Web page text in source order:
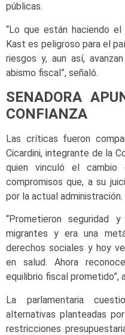
públicas.
“Lo que están haciendo
Kast es peligroso para el
riesgos y, aun así,
abismo fiscal”, señaló.
SENADORA
CONFIANZA
Las críticas fueron
Cicardini, integrante de la
quien vinculó el
compromisos que, a su
por la actual administración.
“Prometieron seguridad
migrantes y era una
derechos sociales y hoy
en salud. Ahora
equilibrio fiscal prometido”,
La parlamentaria
alternativas planteadas
restricciones